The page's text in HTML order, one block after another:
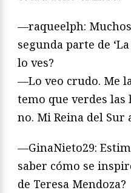
—raqueelph:
segunda parte de
lo ves?
—Lo veo crudo. Me
temo que verdes las
no. Mi Reina del Sur
—GinaNieto29:
saber cómo se
de Teresa Mendoza?